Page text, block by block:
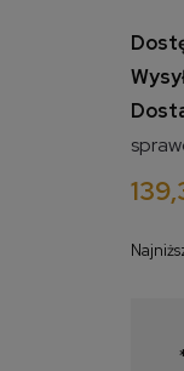
kosztów płatności